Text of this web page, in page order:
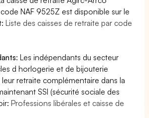
NAF 9525Z est disponible sur le
Liste des caisses de retraite par code
: Les indépendants du secteur
d horlogerie et de bijouterie
retraite complémentaire dans la
SSI (sécurité sociale des
Professions libérales et caisse de